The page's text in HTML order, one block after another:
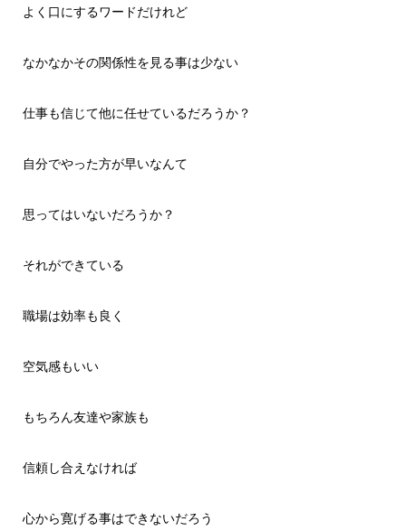
よく口にするワードだけれど
なかなかその関係性を見る事は少ない
仕事も信じて他に任せているだろうか？
自分でやった方が早いなんて
思ってはいないだろうか？
それができている
職場は効率も良く
空気感もいい
もちろん友達や家族も
信頼し合えなければ
心から寛げる事はできないだろう